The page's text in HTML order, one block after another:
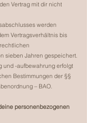
Vertrag mit dir nicht
werden
Vertragsverhältnis bis
sieben Jahren gespeichert.
und -aufbewahrung erfolgt
Bestimmungen der §§
– BAO.
personenbezogenen